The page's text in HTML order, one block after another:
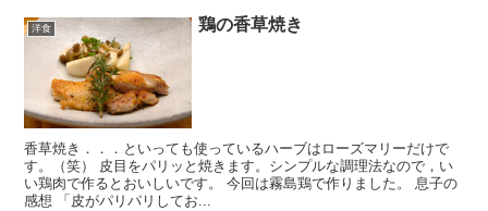
洋食 鶏の香草焼き
香草焼き．．．といっても使っているハーブはローズマリーだけで
す。（笑） 皮目をパリッと焼きます。シンプルな調理法なので，い
い鶏肉で作るとおいしいです。 今回は霧島鶏で作りました。 息子の
感想 「皮がパリパリしてお...